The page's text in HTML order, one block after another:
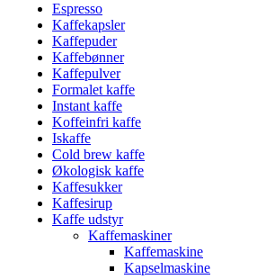
Espresso
Kaffekapsler
Kaffepuder
Kaffebønner
Kaffepulver
Formalet kaffe
Instant kaffe
Koffeinfri kaffe
Iskaffe
Cold brew kaffe
Økologisk kaffe
Kaffesukker
Kaffesirup
Kaffe udstyr
Kaffemaskiner
Kaffemaskine
Kapselmaskine